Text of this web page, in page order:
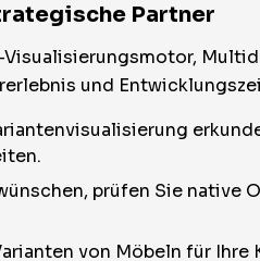
Partner
und
prüfen Sie native
von Möbeln für